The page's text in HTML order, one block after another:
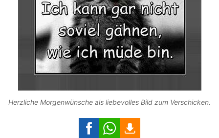
Herzliche Morgenwünsche als liebevolles Bild zum Verschicken.